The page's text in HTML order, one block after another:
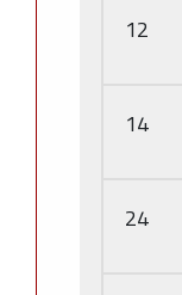
12
14
24